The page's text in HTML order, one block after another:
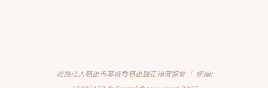
社團法人高雄市基督教高雄歸正福音協會 ｜ 統編: